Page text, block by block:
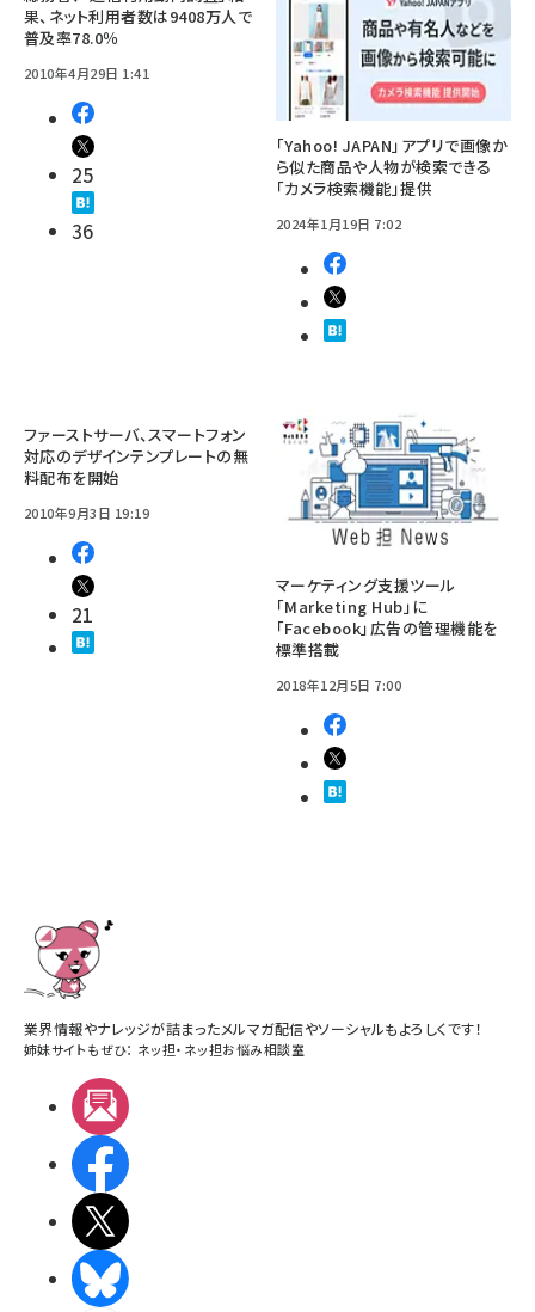
果、ネット利用者数は9408万人で
普及率78.0％
2010年4月29日 1:41
25
36
「Yahoo! JAPAN」アプリで画像か
ら似た商品や人物が検索できる
「カメラ検索機能」提供
2024年1月19日 7:02
ファーストサーバ、スマートフォン
対応のデザインテンプレートの無
料配布を開始
2010年9月3日 19:19
21
マーケティング支援ツール
「Marketing Hub」に
「Facebook」広告の管理機能を
標準搭載
2018年12月5日 7:00
業界情報やナレッジが詰まったメルマガ配信やソーシャルもよろしくです！
姉妹サイトもぜひ： ネッ担・ ネッ担お悩み相談室